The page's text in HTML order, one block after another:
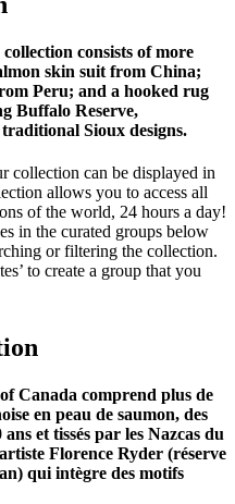
consists of more
skin suit from China;
Peru; and a hooked rug
Buffalo Reserve,
Sioux designs.
collection can be displayed in
allows you to access all
of the world, 24 hours a day!
in the curated groups below
or filtering the collection.
to create a group that you
Canada comprend plus de
en peau de saumon, des
et tissés par les Nazcas du
Florence Ryder (réserve
qui intègre des motifs